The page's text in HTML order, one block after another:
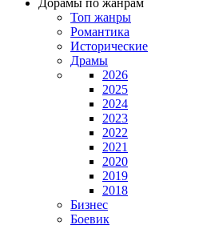
Дорамы по жанрам
Топ жанры
Романтика
Исторические
Драмы
2026
2025
2024
2023
2022
2021
2020
2019
2018
Бизнес
Боевик